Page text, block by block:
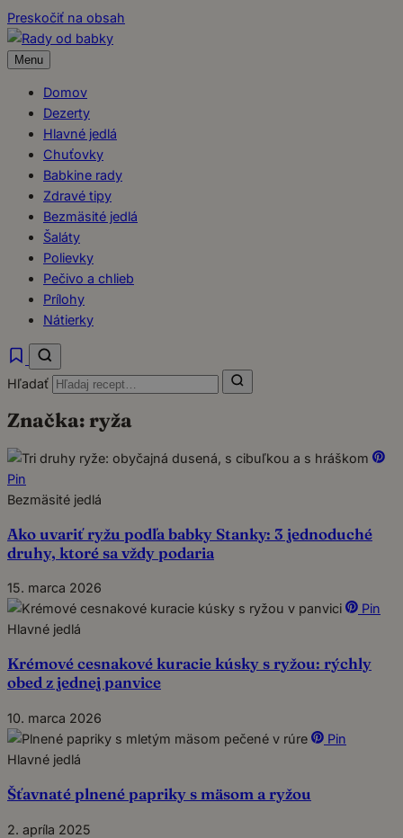
Preskočiť na obsah
Menu
Domov
Dezerty
Hlavné jedlá
Chuťovky
Babkine rady
Zdravé tipy
Bezmäsité jedlá
Šaláty
Polievky
Pečivo a chlieb
Prílohy
Nátierky
Hľadať
Značka: ryža
Pin
Bezmäsité jedlá
Ako uvariť ryžu podľa babky Stanky: 3 jednoduché
druhy, ktoré sa vždy podaria
15. marca 2026
Pin
Hlavné jedlá
Krémové cesnakové kuracie kúsky s ryžou: rýchly
obed z jednej panvice
10. marca 2026
Pin
Hlavné jedlá
Šťavnaté plnené papriky s mäsom a ryžou
2. apríla 2025